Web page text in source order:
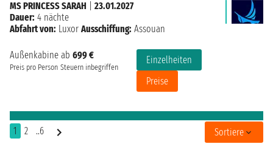
Außenkabine ab 699 €
Preis pro Person Steuern inbegriffen
Einzelheiten
Preise
MS PRINCESS SARAH
23.01.2027
Dauer: 4 nächte
Abfahrt von: Luxor Ausschiffung: Assouan
1 2 ..6 Sortiere